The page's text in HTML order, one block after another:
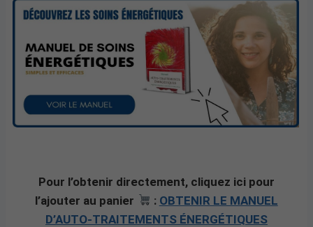
Pour l’obtenir directement, cliquez ici pour
l’ajouter au panier
: OBTENIR LE MANUEL
D’AUTO-TRAITEMENTS ÉNERGÉTIQUES